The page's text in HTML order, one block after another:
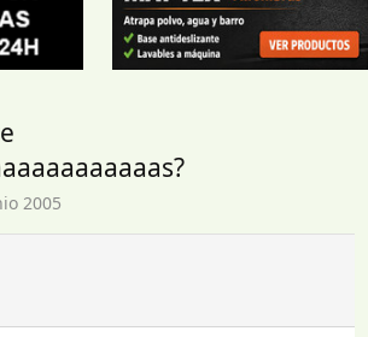
2005